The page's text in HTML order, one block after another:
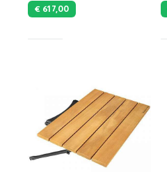
€ 617,00